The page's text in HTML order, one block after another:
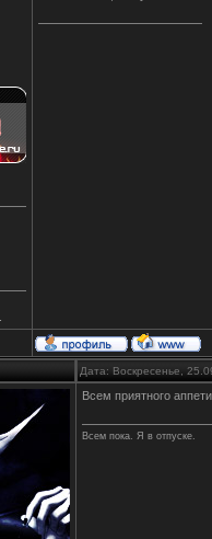
Дата: Воскресенье,
Всем приятного
Всем пока. Я в отпуске.